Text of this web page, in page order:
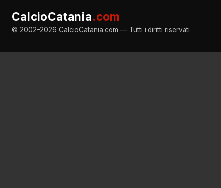
CalcioCatania.com
© 2002–2026 CalcioCatania.com — Tutti i diritti riservati